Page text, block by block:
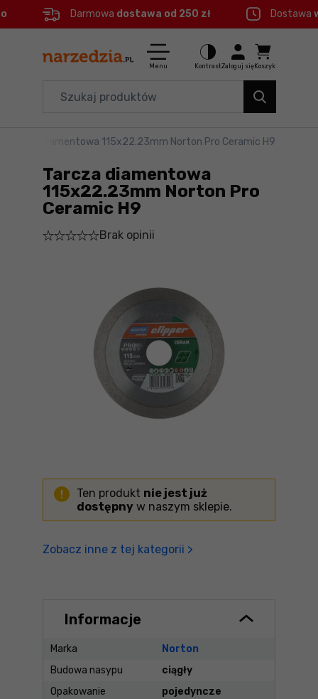
Menu główne
Informacje o produkcie
Szczegółowe informacje
Stopka
Darmowa dostawa od 250 zł Dostawa
Menu KontrastZaloguj się Koszyk
Elektronarzędzia
Akcesoria
Tarcza diamentowa 115x22.23mm Norton Pro Ceramic H9
Tarcza diamentowa
115x22.23mm Norton Pro
Ceramic H9
Brak opinii
Ten produkt nie jest już
dostępny w naszym sklepie.
Zobacz inne z tej kategorii >
Informacje
Marka
Norton
Budowa nasypu
ciągły
Opakowanie
pojedyncze